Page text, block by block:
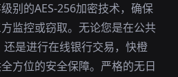
别的AES-256加密技术，确保
监控或窃取。无论您是在公共
是进行在线银行交易，快橙
方位的安全保障。严格的无日